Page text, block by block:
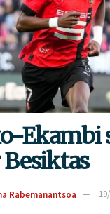
Ekambi
Rabemanantsoa